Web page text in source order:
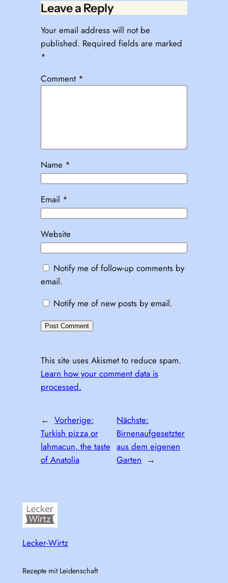
Leave a Reply
Your email address will not be
published. Required fields are marked
*
Comment *
Name *
Email *
Website
Notify me of follow-up comments by
email.
Notify me of new posts by email.
This site uses Akismet to reduce spam.
Learn how your comment data is
processed.
← Vorherige:
Turkish pizza or
lahmacun, the taste
of Anatolia
Nächste:
Birnenaufgesetzter
aus dem eigenen
Garten →
Lecker-Wirtz
Rezepte mit Leidenschaft